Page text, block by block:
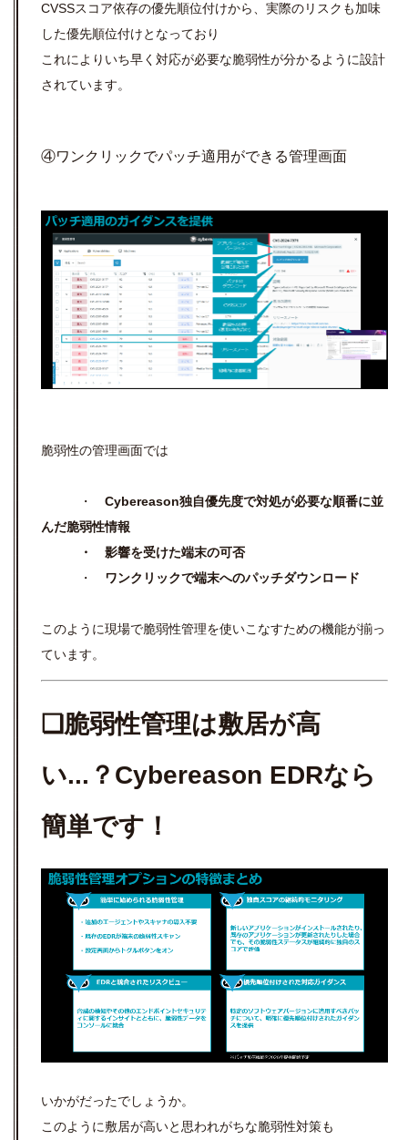
CVSSスコア依存の優先順位付けから、実際のリスクも加味
した優先順位付けとなっており
これによりいち早く対応が必要な脆弱性が分かるように設計
されています。
④ワンクリックでパッチ適用ができる管理画面
脆弱性の管理画面では
・
Cybereason独自優先度で対処が必要な順番に並
んだ脆弱性情報
・ 影響を受けた端末の可否
・
ワンクリックで端末へのパッチダウンロード
このように現場で脆弱性管理を使いこなすための機能が揃っ
ています。
❏脆弱性管理は敷居が高
い...？Cybereason EDRなら
簡単です！
いかがだったでしょうか。
このように敷居が高いと思われがちな脆弱性対策も